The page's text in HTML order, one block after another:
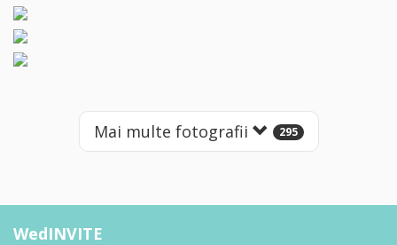
Mai multe fotografii 295
WedINVITE